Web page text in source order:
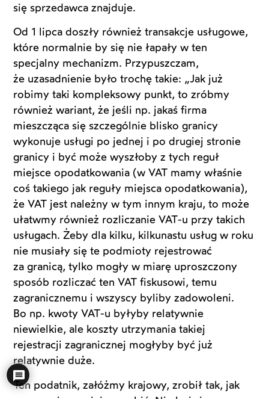
się sprzedawca znajduje.
Od 1 lipca doszły również transakcje usługowe,
które normalnie by się nie łapały w ten
specjalny mechanizm. Przypuszczam,
że uzasadnienie było trochę takie: „Jak już
robimy taki kompleksowy punkt, to zróbmy
również wariant, że jeśli np. jakaś firma
mieszcząca się szczególnie blisko granicy
wykonuje usługi po jednej i po drugiej stronie
granicy i być może wyszłoby z tych reguł
miejsce opodatkowania (w VAT mamy właśnie
coś takiego jak reguły miejsca opodatkowania),
że VAT jest należny w tym innym kraju, to może
ułatwmy również rozliczanie VAT-u przy takich
usługach. Żeby dla kilku, kilkunastu usług w roku
nie musiały się te podmioty rejestrować
za granicą, tylko mogły w miarę uproszczony
sposób rozliczać ten VAT fiskusowi, temu
zagranicznemu i wszyscy byliby zadowoleni.
Bo np. kwoty VAT-u byłyby relatywnie
niewielkie, ale koszty utrzymania takiej
rejestracji zagranicznej mogłyby być już
relatywnie duże.
Ten podatnik, załóżmy krajowy, zrobił tak, jak